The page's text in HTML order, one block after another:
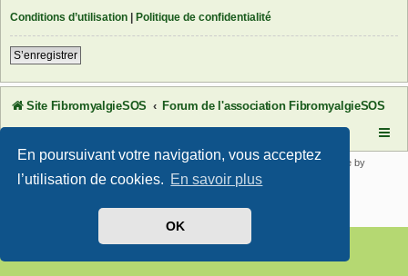
En poursuivant votre navigation, vous acceptez
l’utilisation de cookies. En savoir plus
OK
Conditions d’utilisation
Politique de confidentialité
S’enregistrer
Site FibromyalgieSOS Forum de l'association FibromyalgieSOS
Développé parphpBB® Forum Software © phpBB Limited | SE Square by
PhpBB3 BBCodes
Confidentialité|Conditions